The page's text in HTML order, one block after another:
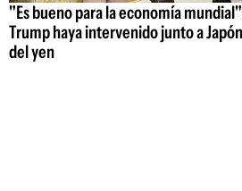
"Es bueno para la economía
Trump haya intervenido junto a
del yen